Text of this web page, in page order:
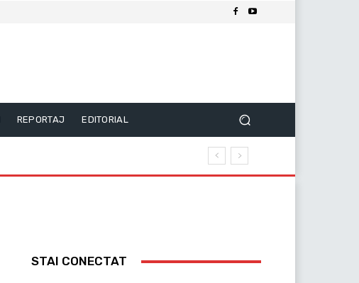
REPORTAJ EDITORIAL
STAI CONECTAT